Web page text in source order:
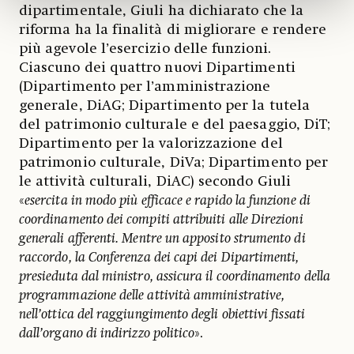
dipartimentale, Giuli ha dichiarato che la
riforma ha la finalità di migliorare e rendere
più agevole l’esercizio delle funzioni.
Ciascuno dei quattro nuovi Dipartimenti
(Dipartimento per l’amministrazione
generale, DiAG; Dipartimento per la tutela
del patrimonio culturale e del paesaggio, DiT;
Dipartimento per la valorizzazione del
patrimonio culturale, DiVa; Dipartimento per
le attività culturali, DiAC) secondo Giuli
«esercita in modo più efficace e rapido la funzione di
coordinamento dei compiti attribuiti alle Direzioni
generali afferenti. Mentre un apposito strumento di
raccordo, la Conferenza dei capi dei Dipartimenti,
presieduta dal ministro, assicura il coordinamento della
programmazione delle attività amministrative,
nell’ottica del raggiungimento degli obiettivi fissati
dall’organo di indirizzo politico».